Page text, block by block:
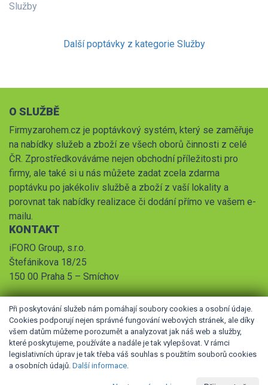
Služby
Další poptávky z kategorie Služby
O SLUŽBĚ
Firmyzarohem.cz je poptávkový systém, který se zaměřuje
na nabídky služeb a zboží ze všech oborů činnosti z celé
ČR. Zprostředkováváme nejen obchodní příležitosti pro
firmy, ale také si u nás můžete zadat zcela zdarma
poptávku po jakékoliv službě a zboží z vaší lokality a
porovnat tak nabídky realizace či dodání přímo ve vašem e-
mailu.
KONTAKT
iFORO Group, s.r.o.
Štefánikova 18/25
150 00 Praha 5 – Smíchov
© 2026 iFORO Group, s.r.o.,
Při poskytování služeb nám pomáhají soubory cookies a osobní údaje.
Cookies podporují nejen správné fungování webových stránek, ale díky
všem datům můžeme porozumět a analyzovat jak náš web a služby,
které poskytujeme, používáte a nadále je tak vylepšovat. V rámci
legislativních úprav je tak třeba váš souhlas s použitím souborů cookies
a osobních údajů. Další informace.